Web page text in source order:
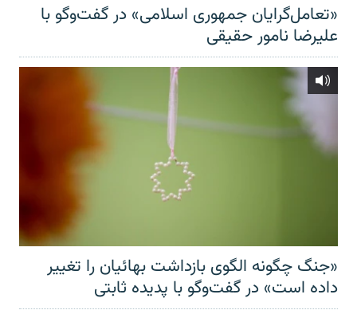
«تعامل‌گرایان جمهوری اسلامی» در گفت‌وگو با
علیرضا نامور حقیقی
«جنگ چگونه الگوی بازداشت بهائیان را تغییر
داده است» در گفت‌وگو با پدیده ثابتی